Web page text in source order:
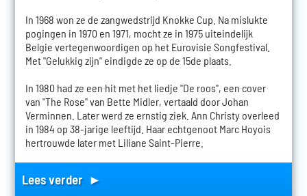
In 1968 won ze de zangwedstrijd Knokke Cup. Na mislukte
pogingen in 1970 en 1971, mocht ze in 1975 uiteindelijk
Belgie vertegenwoordigen op het Eurovisie Songfestival.
Met "Gelukkig zijn" eindigde ze op de 15de plaats.
In 1980 had ze een hit met het liedje "De roos", een cover
van "The Rose" van Bette Midler, vertaald door Johan
Verminnen. Later werd ze ernstig ziek. Ann Christy overleed
in 1984 op 38-jarige leeftijd. Haar echtgenoot Marc Hoyois
hertrouwde later met Liliane Saint-Pierre.
Lees verder ►